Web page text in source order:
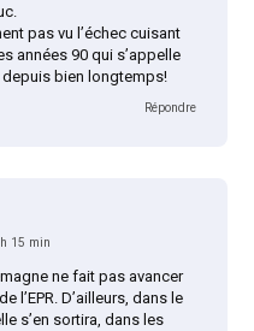
pas vu l’échec cuisant
années 90 qui s’appelle
depuis bien longtemps!
Répondre
15 min
ne fait pas avancer
l’EPR. D’ailleurs, dans le
s’en sortira, dans les